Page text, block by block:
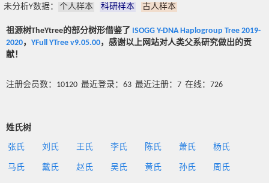
未分析Y数据：
个人样本 科研样本 古人样本
祖源树TheYtree的部分树形借鉴了 ISOGG Y-DNA Haplogroup Tree 2019-
2020， YFull YTree v9.05.00，感谢以上网站对人类父系研究做出的贡
献！
注册会员数：10120 最近登录：63 最近注册：7 在线：726
姓氏树
张氏 刘氏 王氏 李氏 陈氏 萧氏 杨氏
马氏 戴氏 赵氏 吴氏 黄氏 孙氏 周氏